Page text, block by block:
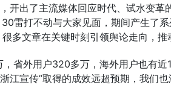
开出了主流媒体回应时代、试水变革
雷打不动与大家见面，期间产生了
多文章在关键时刻引领舆论走向，推
省外用户320多万，海外用户也有
江宣传”取得的成效远超预期，我们